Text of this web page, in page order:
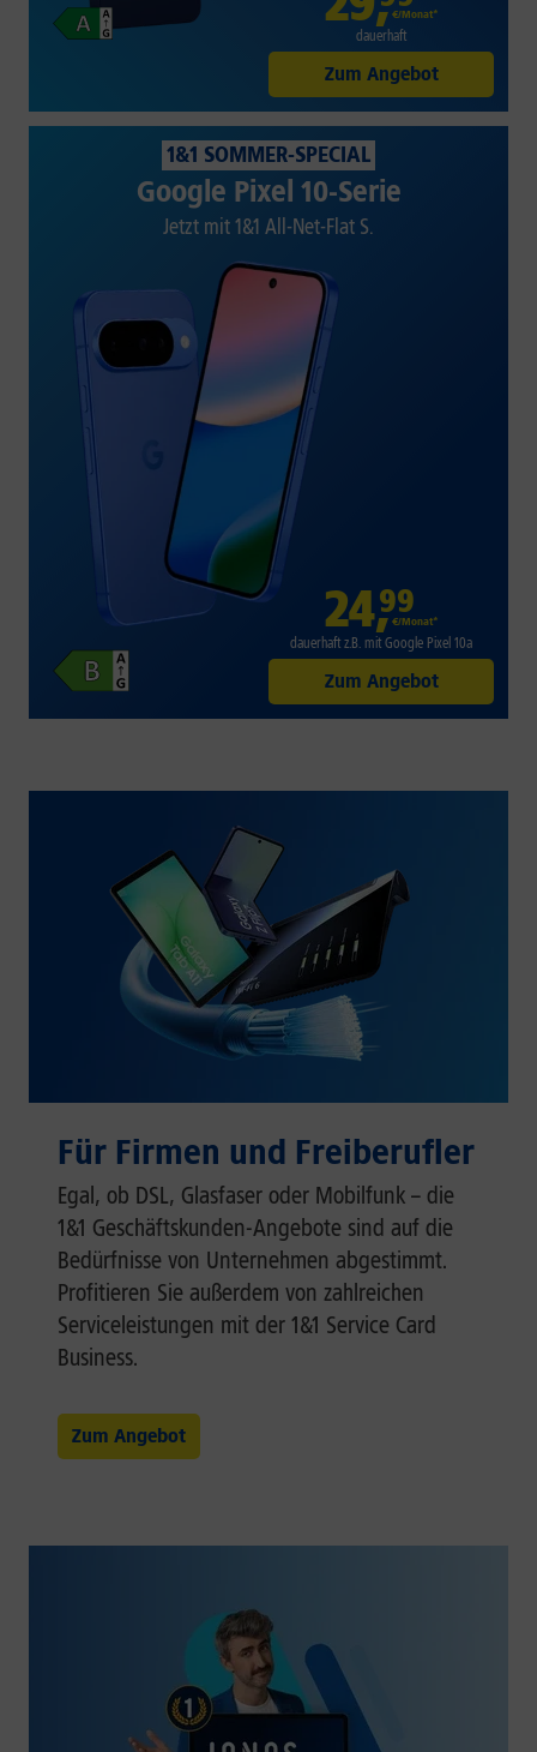
€/Monat*
dauerhaft
Zum Angebot
1&1 SOMMER-SPECIAL
Google Pixel 10-Serie
Jetzt mit 1&1 All-Net-Flat S.
24,99
€/Monat*
dauerhaft z.B. mit Google Pixel 10a
Zum Angebot
Für Firmen und Freiberufler
Egal, ob DSL, Glasfaser oder Mobilfunk – die
1&1 Geschäftskunden-Angebote sind auf die
Bedürfnisse von Unternehmen abgestimmt.
Profitieren Sie außerdem von zahlreichen
Serviceleistungen mit der 1&1 Service Card
Business.
Zum Angebot